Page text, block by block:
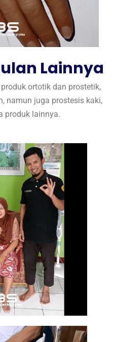
Lainnya
ortotik dan prostetik,
namun juga prostesis kaki,
produk lainnya.